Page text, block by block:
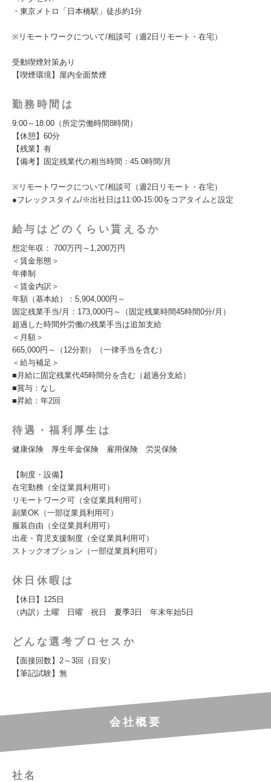
・東京メトロ「日本橋駅」徒歩約1分
※リモートワークについて/相談可（週2日リモート・在宅）
受動喫煙対策あり
【喫煙環境】屋内全面禁煙
勤務時間は
9:00～18:00（所定労働時間8時間）
【休憩】60分
【残業】有
【備考】固定残業代の相当時間：45.0時間/月
※リモートワークについて/相談可（週2日リモート・在宅）
●フレックスタイム/※出社日は11:00-15:00をコアタイムと設定
給与はどのくらい貰えるか
想定年収： 700万円～1,200万円
＜賃金形態＞
年俸制
＜賃金内訳＞
年額（基本給）：5,904,000円～
固定残業手当/月：173,000円～（固定残業時間45時間0分/月）
超過した時間外労働の残業手当は追加支給
＜月額＞
665,000円～（12分割）（一律手当を含む）
＜給与補足＞
■月給に固定残業代45時間分を含む（超過分支給）
■賞与：なし
■昇給：年2回
待遇・福利厚生は
健康保険 厚生年金保険 雇用保険 労災保険
【制度・設備】
在宅勤務（全従業員利用可）
リモートワーク可（全従業員利用可）
副業OK（一部従業員利用可）
服装自由（全従業員利用可）
出産・育児支援制度（全従業員利用可）
ストックオプション（一部従業員利用可）
休日休暇は
【休日】125日
（内訳）土曜 日曜 祝日 夏季3日 年末年始5日
どんな選考プロセスか
【面接回数】2～3回（目安）
【筆記試験】無
会社概要
社名